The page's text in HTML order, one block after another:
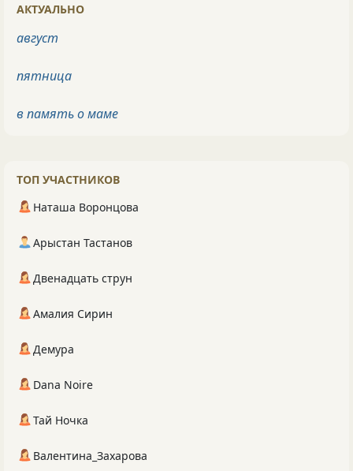
АКТУАЛЬНО
август
пятница
в память о маме
ТОП УЧАСТНИКОВ
Наташа Воронцова
Арыстан Тастанов
Двенадцать струн
Амалия Сирин
Демура
Dana Noire
Тай Ночка
Валентина_Захарова